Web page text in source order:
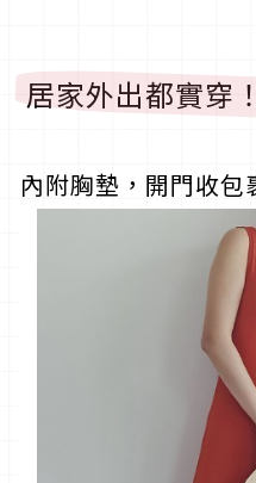
居家外出都實穿
內附胸墊，開門收包